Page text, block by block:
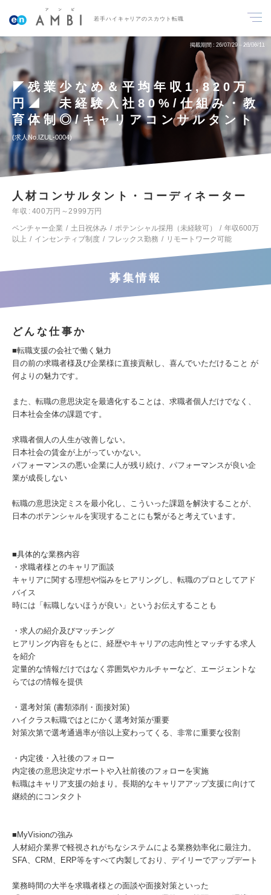
若手ハイキャリアのスカウト転職
掲載期間 26/07/29～26/08/11
◤残業少なめ＆平均年収1,820万
円◢ 未経験入社80%/仕組み・教
育体制◎/キャリアコンサルタント
求人No.IZUL-0004
人材コンサルタント・コーディネーター
年収
400万円～2999万円
ベンチャー企業
土日祝休み ポテンシャル採用（未経験可）
年収600万
以上
インセンティブ制度 フレックス勤務 リモートワーク可能
募集情報
どんな仕事か
■転職支援の会社で働く魅力
目の前の求職者様及び企業様に直接貢献し、喜んでいただけること が
何よりの魅力です。
また、転職の意思決定を最適化することは、求職者個人だけでなく、
日本社会全体の課題です。
求職者個人の人生が改善しない。
日本社会の賃金が上がっていかない。
パフォーマンスの悪い企業に人が残り続け、パフォーマンスが良い企
業が成長しない
転職の意思決定ミスを最小化し、こういった課題を解決することが、
日本のポテンシャルを実現することにも繋がると考えています。
■具体的な業務内容
・求職者様とのキャリア面談
キャリアに関する理想や悩みをヒアリングし、転職のプロとしてアド
バイス
時には「転職しないほうが良い」というお伝えすることも
・求人の紹介及びマッチング
ヒアリング内容をもとに、経歴やキャリアの志向性とマッチする求人
を紹介
定量的な情報だけではなく雰囲気やカルチャーなど、エージェントな
らではの情報を提供
・選考対策 (書類添削・面接対策)
ハイクラス転職ではとにかく選考対策が重要
対策次第で選考通過率が倍以上変わってくる、非常に重要な役割
・内定後・入社後のフォロー
内定後の意思決定サポートや入社前後のフォローを実施
転職はキャリア支援の始まり。長期的なキャリアアップ支援に向けて
継続的にコンタクト
■MyVisionの強み
人材紹介業界で軽視されがちなシステムによる業務効率化に最注力。
SFA、CRM、ERP等をすべて内製しており、デイリーでアップデート
業務時間の大半を求職者様との面談や面接対策といった